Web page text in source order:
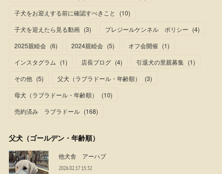
子犬をお迎えする前に確認すべきこと
(10)
子犬を迎えたら見る動画 (3) プレジールケンネル ポリシー (4)
2025親睦会 (6) 2024親睦会 (5) オフ会開催 (1)
インスタグラム (1) 店長ブログ (4) 引退犬の里親募集 (1)
その他 (5) 父犬（ラブラドール・年齢順） (3)
母犬（ラブラドール・年齢順）
(10)
売約済み ラブラドール (168)
父犬（ゴールデン・年齢順）
他犬舎 アーハブ
2026.02.17 15:32